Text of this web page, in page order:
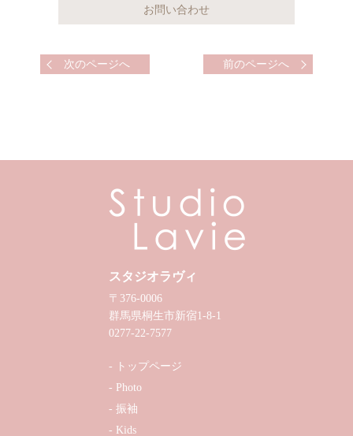
次のページへ 前のページへ
スタジオラヴィ
〒376-0006
群馬県桐生市新宿1-8-1
0277-22-7577
トップページ
Photo
振袖
Kids